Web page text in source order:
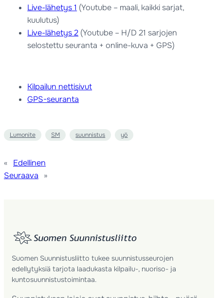
Live-lähetys 1 (Youtube – maali, kaikki sarjat,
kuulutus)
Live-lähetys 2 (Youtube – H/D 21 sarjojen
selostettu seuranta + online-kuva + GPS)
Kilpailun nettisivut
GPS-seuranta
Lumonite SM suunnistus yö
«
Edellinen
Seuraava
»
Suomen Suunnistusliitto tukee suunnistusseurojen
edellytyksiä tarjota laadukasta kilpailu-, nuoriso- ja
kuntosuunnistustoimintaa.